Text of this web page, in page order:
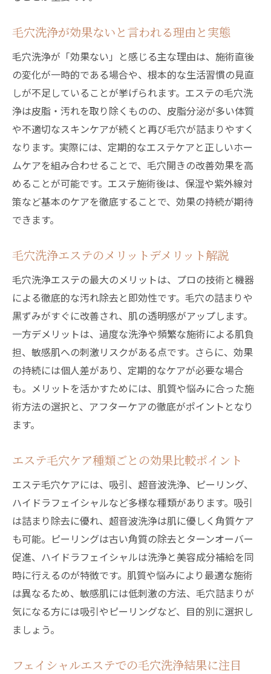
毛穴洗浄が効果ないと言われる理由と実態
毛穴洗浄が「効果ない」と感じる主な理由は、施術直後
の変化が一時的である場合や、根本的な生活習慣の見直
しが不足していることが挙げられます。エステの毛穴洗
浄は皮脂・汚れを取り除くものの、皮脂分泌が多い体質
や不適切なスキンケアが続くと再び毛穴が詰まりやすく
なります。実際には、定期的なエステケアと正しいホー
ムケアを組み合わせることで、毛穴開きの改善効果を高
めることが可能です。エステ施術後は、保湿や紫外線対
策など基本のケアを徹底することで、効果の持続が期待
できます。
毛穴洗浄エステのメリットデメリット解説
毛穴洗浄エステの最大のメリットは、プロの技術と機器
による徹底的な汚れ除去と即効性です。毛穴の詰まりや
黒ずみがすぐに改善され、肌の透明感がアップします。
一方デメリットは、過度な洗浄や頻繁な施術による肌負
担、敏感肌への刺激リスクがある点です。さらに、効果
の持続には個人差があり、定期的なケアが必要な場合
も。メリットを活かすためには、肌質や悩みに合った施
術方法の選択と、アフターケアの徹底がポイントとなり
ます。
エステ毛穴ケア種類ごとの効果比較ポイント
エステ毛穴ケアには、吸引、超音波洗浄、ピーリング、
ハイドラフェイシャルなど多様な種類があります。吸引
は詰まり除去に優れ、超音波洗浄は肌に優しく角質ケア
も可能。ピーリングは古い角質の除去とターンオーバー
促進、ハイドラフェイシャルは洗浄と美容成分補給を同
時に行えるのが特徴です。肌質や悩みにより最適な施術
は異なるため、敏感肌には低刺激の方法、毛穴詰まりが
気になる方には吸引やピーリングなど、目的別に選択し
ましょう。
フェイシャルエステでの毛穴洗浄結果に注目